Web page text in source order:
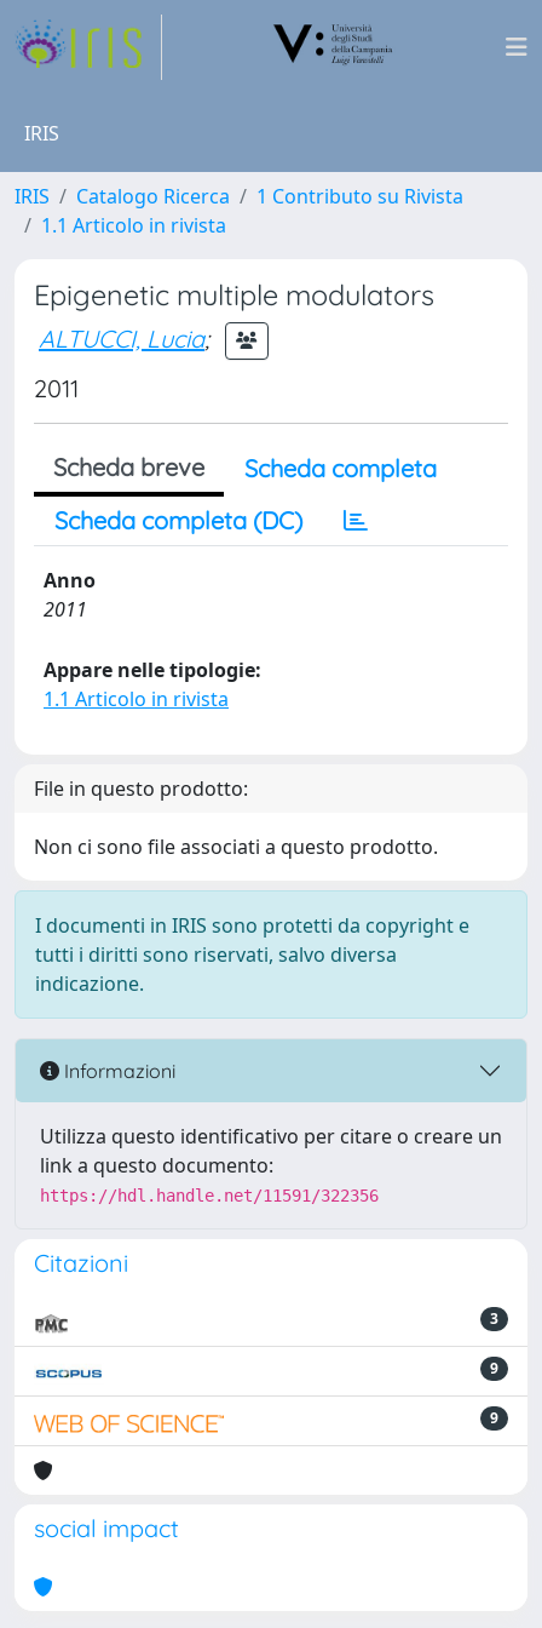
IRIS
IRIS Catalogo Ricerca
1 Contributo su Rivista
1.1 Articolo in rivista
Epigenetic multiple modulators
ALTUCCI, Lucia;
2011
Scheda breve
Scheda completa
Scheda completa (DC)
Anno
2011
Appare nelle tipologie:
1.1 Articolo in rivista
File in questo prodotto:
Non ci sono file associati a questo prodotto.
I documenti in IRIS sono protetti da copyright e
tutti i diritti sono riservati, salvo diversa
indicazione.
Informazioni
Utilizza questo identificativo per citare o creare un
link a questo documento:
https://hdl.handle.net/11591/322356
Citazioni
3
9
9
social impact